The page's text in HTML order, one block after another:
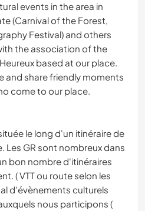
events in the area in
(Carnival of the Forest,
Festival) and others
the association of the
based at our place.
and share friendly moments
come to our place.
le long d'un itinéraire de
Les GR sont nombreux dans
bon nombre d'itinéraires
( VTT ou route selon les
d'évènements culturels
nous participons (